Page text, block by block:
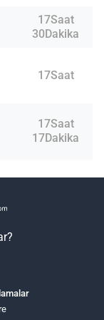
17Saat
30Dakika
17Saat
17Saat
17Dakika